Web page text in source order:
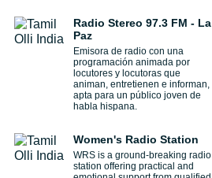
Radio Stereo 97.3 FM - La
Paz
Emisora de radio con una
programación animada por
locutores y locutoras que
animan, entretienen e informan,
apta para un público joven de
habla hispana.
Women's Radio Station
WRS is a ground-breaking radio
station offering practical and